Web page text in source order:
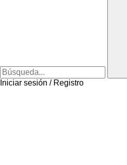
Iniciar sesión / Registro